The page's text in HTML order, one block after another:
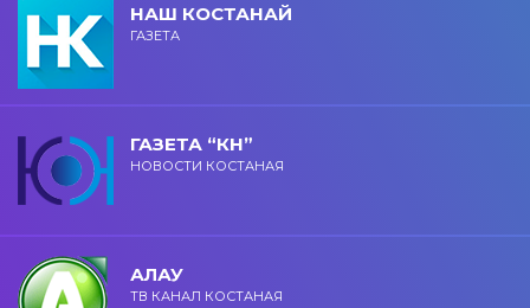
НАШ КОСТАНАЙ
ГАЗЕТА
ГАЗЕТА “КН”
НОВОСТИ КОСТАНАЯ
АЛАУ
ТВ КАНАЛ КОСТАНАЯ